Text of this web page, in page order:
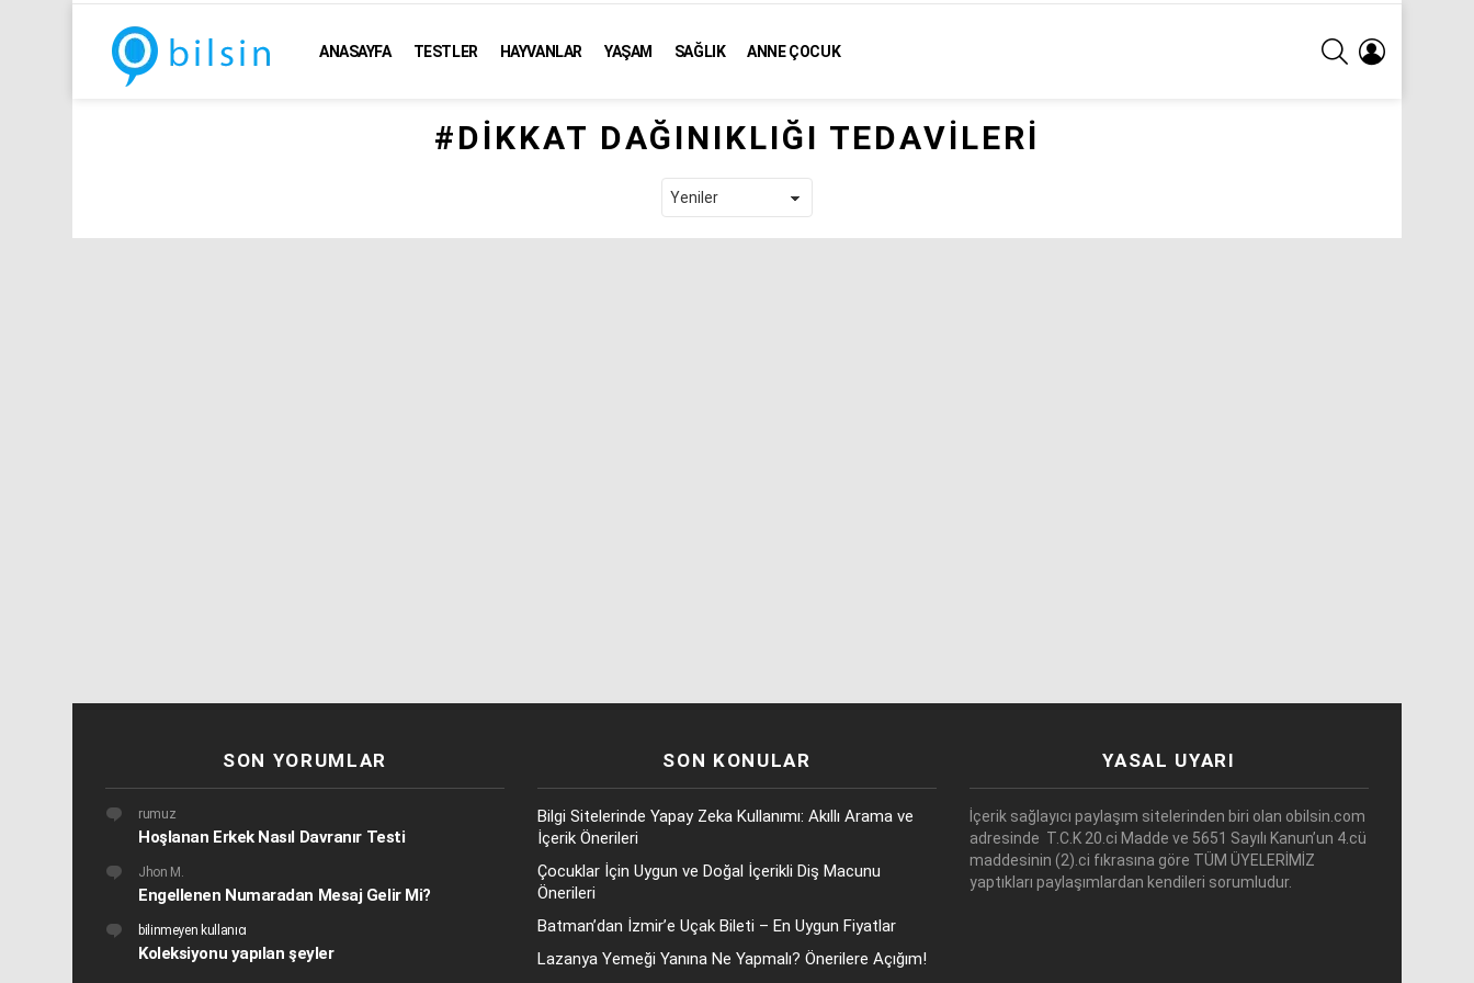
ANASAYFA TESTLER HAYVANLAR YAŞAM SAĞLIK ANNE ÇOCUK
ARA
DIKKAT DAĞINIKLIĞI TEDAVILERI
SON YORUMLAR
rumuz
Hoşlanan Erkek Nasıl Davranır Testi
Jhon M.
Engellenen Numaradan Mesaj Gelir Mi?
bilinmeyen kullanıcı
Koleksiyonu yapılan şeyler
SON KONULAR
Bilgi Sitelerinde Yapay Zeka Kullanımı: Akıllı Arama ve
İçerik Önerileri
Çocuklar İçin Uygun ve Doğal İçerikli Diş Macunu
Önerileri
Batman’dan İzmir’e Uçak Bileti – En Uygun Fiyatlar
Lazanya Yemeği Yanına Ne Yapmalı? Önerilere Açığım!
YASAL UYARI
İçerik sağlayıcı paylaşım sitelerinden biri olan obilsin.com
adresinde T.C.K 20.ci Madde ve 5651 Sayılı Kanun’un 4.cü
maddesinin (2).ci fıkrasına göre TÜM ÜYELERİMİZ
yaptıkları paylaşımlardan kendileri sorumludur.